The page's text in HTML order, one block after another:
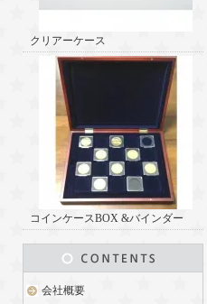
クリアーケース
コインケースBOX &バインダー
会社概要